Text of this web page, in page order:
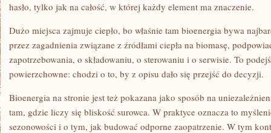
hasło, tylko jak na całość, w której każdy element ma znaczenie.
Dużo miejsca zajmuje ciepło, bo właśnie tam bioenergia bywa
przez zagadnienia związane z źródłami ciepła na biomasę,
zapotrzebowania, o składowaniu, o sterowaniu i o serwisie. To
powierzchowne: chodzi o to, by z opisu dało się przejść do decyzji.
Bioenergia na stronie jest też pokazana jako sposób na
tam, gdzie liczy się bliskość surowca. W praktyce oznacza to
sezonowości i o tym, jak budować odporne zaopatrzenie. W tym